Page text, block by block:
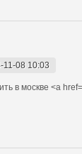
11-08 10:03
в москве <a href=